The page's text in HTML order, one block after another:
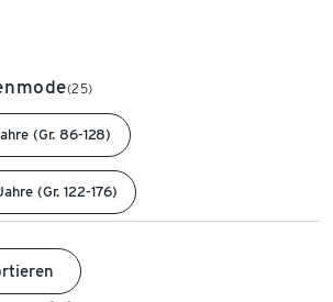
(25)
(Gr. 86-128)
(Gr. 122-176)